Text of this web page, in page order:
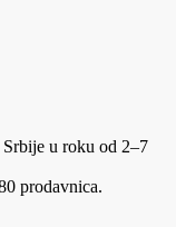
u roku od 2–7
prodavnica.